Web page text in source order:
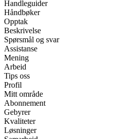
Handleguider
Håndbøker
Opptak
Beskrivelse
Spørsmål og svar
Assistanse
Mening
Arbeid
Tips oss
Profil
Mitt område
Abonnement
Gebyrer
Kvaliteter
Løsninger